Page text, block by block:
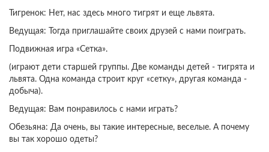
Тигренок: Нет, нас здесь много тигрят и еще львята.
Ведущая: Тогда приглашайте своих друзей с нами поиграть.
Подвижная игра «Сетка».
(играют дети старшей группы. Две команды детей - тигрята и
львята. Одна команда строит круг «сетку», другая команда -
добыча).
Ведущая: Вам понравилось с нами играть?
Обезьяна: Да очень, вы такие интересные, веселые. А почему
вы так хорошо одеты?